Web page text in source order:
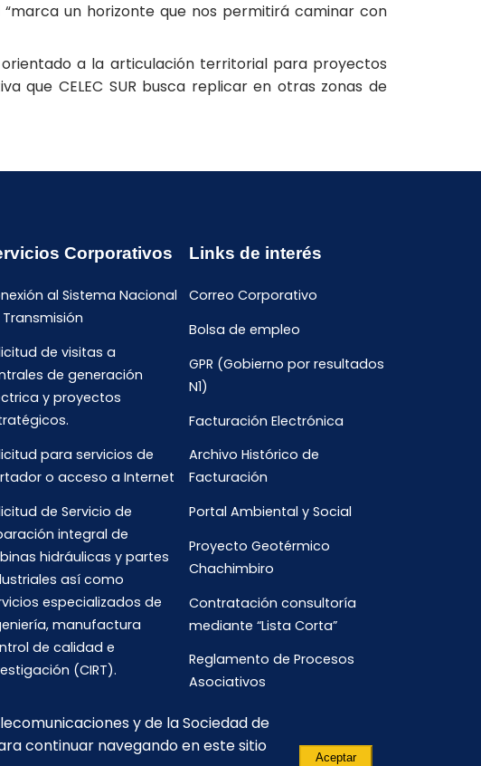
un horizonte que nos permitirá caminar con
orientado a la articulación territorial para proyectos
que CELEC SUR busca replicar en otras zonas de
Corporativos
al Sistema Nacional
de visitas a
de generación
y proyectos
para servicios de
o acceso a Internet
de Servicio de
integral de
hidráulicas y partes
así como
especializados de
manufactura
de calidad e
(CIRT).
Links de interés
Correo Corporativo
Bolsa de empleo
GPR (Gobierno por resultados
N1)
Facturación Electrónica
Archivo Histórico de
Facturación
Portal Ambiental y Social
Proyecto Geotérmico
Chachimbiro
Contratación consultoría
mediante “Lista Corta”
Reglamento de Procesos
Asociativos
y de la Sociedad de
continuar navegando en este sitio
Aceptar